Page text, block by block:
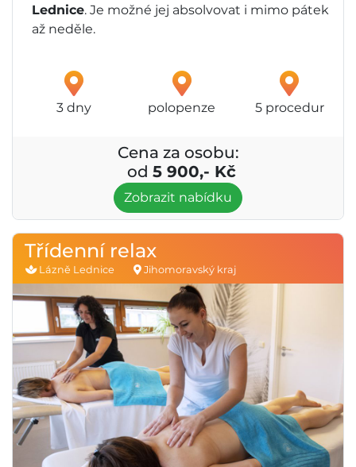
Lednice. Je možné jej absolvovat i mimo pátek
až neděle.
3 dny polopenze 5 procedur
Cena za osobu:
od 5 900,- Kč
Zobrazit nabídku
Třídenní relax
Lázně Lednice Jihomoravský kraj